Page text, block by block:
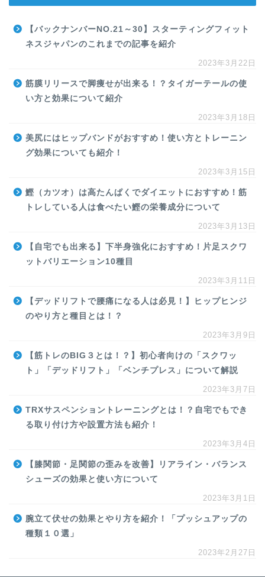
【バックナンバーNO.21～30】スターティングフィット
ネスジャパンのこれまでの記事を紹介
2023年3月22日
筋膜リリースで脚痩せが出来る！？タイガーテールの使
い方と効果について紹介
2023年3月18日
美尻にはヒップバンドがおすすめ！使い方とトレーニン
グ効果についても紹介！
2023年3月15日
鰹（カツオ）は高たんぱくでダイエットにおすすめ！筋
トレしている人は食べたい鰹の栄養成分について
2023年3月13日
【自宅でも出来る】下半身強化におすすめ！片足スクワ
ットバリエーション10種目
2023年3月11日
【デッドリフトで腰痛になる人は必見！】ヒップヒンジ
のやり方と種目とは！？
2023年3月9日
【筋トレのBIG３とは！？】初心者向けの「スクワッ
ト」「デッドリフト」「ベンチプレス」について解説
2023年3月7日
TRXサスペンショントレーニングとは！？自宅でもでき
る取り付け方や設置方法も紹介！
2023年3月4日
【膝関節・足関節の歪みを改善】リアライン・バランス
シューズの効果と使い方について
2023年3月1日
腕立て伏せの効果とやり方を紹介！「プッシュアップの
種類１０選」
2023年2月27日